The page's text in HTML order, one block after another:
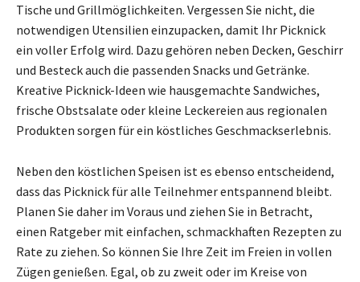
Tische und Grillmöglichkeiten. Vergessen Sie nicht, die
notwendigen Utensilien einzupacken, damit Ihr Picknick
ein voller Erfolg wird. Dazu gehören neben Decken, Geschirr
und Besteck auch die passenden Snacks und Getränke.
Kreative Picknick-Ideen wie hausgemachte Sandwiches,
frische Obstsalate oder kleine Leckereien aus regionalen
Produkten sorgen für ein köstliches Geschmackserlebnis.
Neben den köstlichen Speisen ist es ebenso entscheidend,
dass das Picknick für alle Teilnehmer entspannend bleibt.
Planen Sie daher im Voraus und ziehen Sie in Betracht,
einen Ratgeber mit einfachen, schmackhaften Rezepten zu
Rate zu ziehen. So können Sie Ihre Zeit im Freien in vollen
Zügen genießen. Egal, ob zu zweit oder im Kreise von